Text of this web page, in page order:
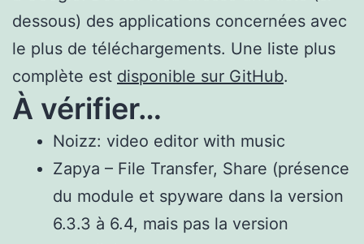
dessous) des applications concernées avec
le plus de téléchargements. Une liste plus
complète est disponible sur GitHub.
À vérifier…
Noizz: video editor with music
Zapya – File Transfer, Share (présence
du module et spyware dans la version
6.3.3 à 6.4, mais pas la version